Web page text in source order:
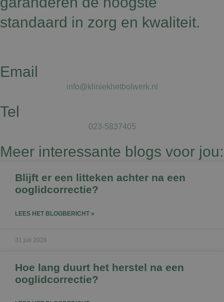
standaard in zorg en kwaliteit.
Email
info@kliniekhetbolwerk.nl
Tel
023-5837405
Meer interessante blogs voor jou:
Blijft er een litteken achter na een
ooglidcorrectie?
LEES HET BLOGBERICHT »
31 juli 2026
Hoe lang duurt het herstel na een
ooglidcorrectie?